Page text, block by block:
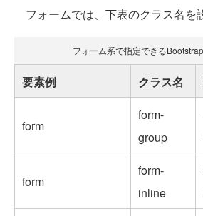
フォームでは、下表のクラス名を
フォーム系で指定できる
要素例 クラス名
form
form-
group
form
form-
inline